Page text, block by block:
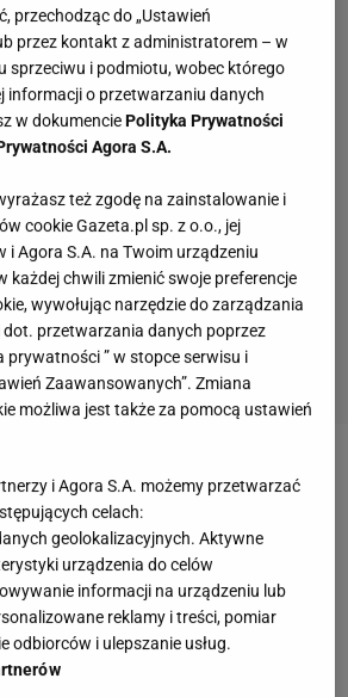
o skandalu z udziałem
zakrył usta
ujawnia. Oto co dzieje się w
jeden z byłych
przechodząc do „Ustawień
przez kontakt z administratorem – w
sprzeciwu i podmiotu, wobec którego
informacji o przetwarzaniu danych
w dokumenciePolityka Prywatności
Agora S.A.
też zgodę na zainstalowanie i
cookie Gazeta.pl sp. z o.o., jej
i Agora S.A. na Twoim urządzeniu
każdej chwili zmienić swoje preferencje
wywołując narzędzie do zarządzania
przetwarzania danych poprzez
prywatności ” w stopce serwisu i
Zaawansowanych”. Zmiana
możliwa jest także za pomocą ustawień
i Agora S.A. możemy przetwarzać
celach:
geolokalizacyjnych. Aktywne
urządzenia do celów
informacji na urządzeniu lub
reklamy i treści, pomiar
odbiorców i ulepszanie usług.